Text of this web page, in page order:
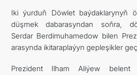
Iki ýurduň Döwlet baýdaklarynyň
düşmek dabarasyndan soňra,
Serdar Berdimuhamedow bilen
arasynda ikitaraplaýyn gepleşikler
Prezident Ilham Aliýew belent